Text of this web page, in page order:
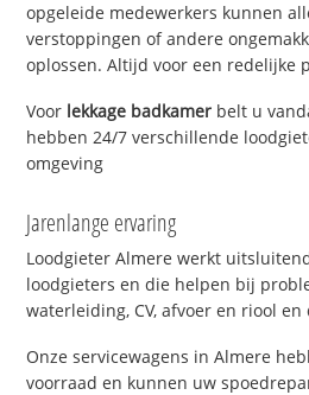
opgeleide medewerkers kunnen
verstoppingen of andere
oplossen. Altijd voor een redelijke
Voor lekkage badkamer belt u
hebben 24/7 verschillende
omgeving
Jarenlange ervaring
Loodgieter Almere werkt
loodgieters en die helpen bij
waterleiding, CV, afvoer en riool en
Onze servicewagens in Almere
voorraad en kunnen uw